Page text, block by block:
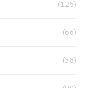
(125)
(66)
(38)